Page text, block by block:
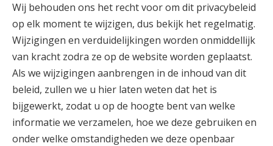
Wij behouden ons het recht voor om dit privacybeleid
op elk moment te wijzigen, dus bekijk het regelmatig.
Wijzigingen en verduidelijkingen worden onmiddellijk
van kracht zodra ze op de website worden geplaatst.
Als we wijzigingen aanbrengen in de inhoud van dit
beleid, zullen we u hier laten weten dat het is
bijgewerkt, zodat u op de hoogte bent van welke
informatie we verzamelen, hoe we deze gebruiken en
onder welke omstandigheden we deze openbaar